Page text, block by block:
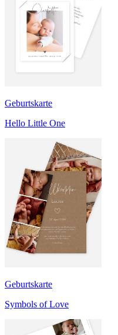
Geburtskarte
Hello Little One
Geburtskarte
Symbols of Love